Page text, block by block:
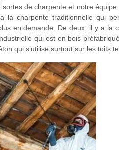
sortes de charpente et notre
la charpente traditionnelle qui
en demande. De deux, il y a la
qui est en bois
qui s’utilise surtout sur les toits